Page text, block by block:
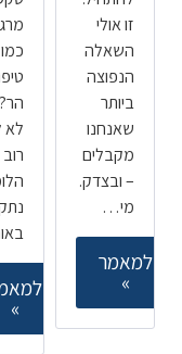
זו אולי
השאלה
הנפוצה
ביותר
שאנחנו
מקבלים
– ובצדק.
מי…
למאמר
»
כמו
לא
רוב
»